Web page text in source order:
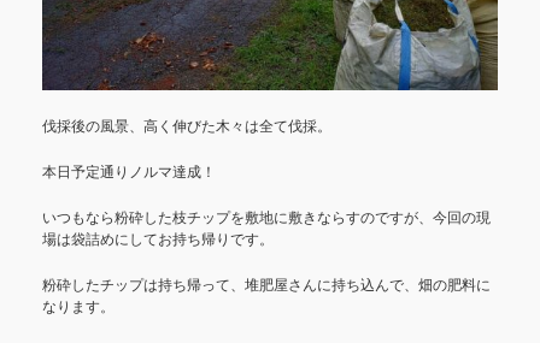
伐採後の風景、高く伸びた木々は全て伐採。
本日予定通りノルマ達成！
いつもなら粉砕した枝チップを敷地に敷きならすのですが、今回の現
場は袋詰めにしてお持ち帰りです。
粉砕したチップは持ち帰って、堆肥屋さんに持ち込んで、畑の肥料に
なります。